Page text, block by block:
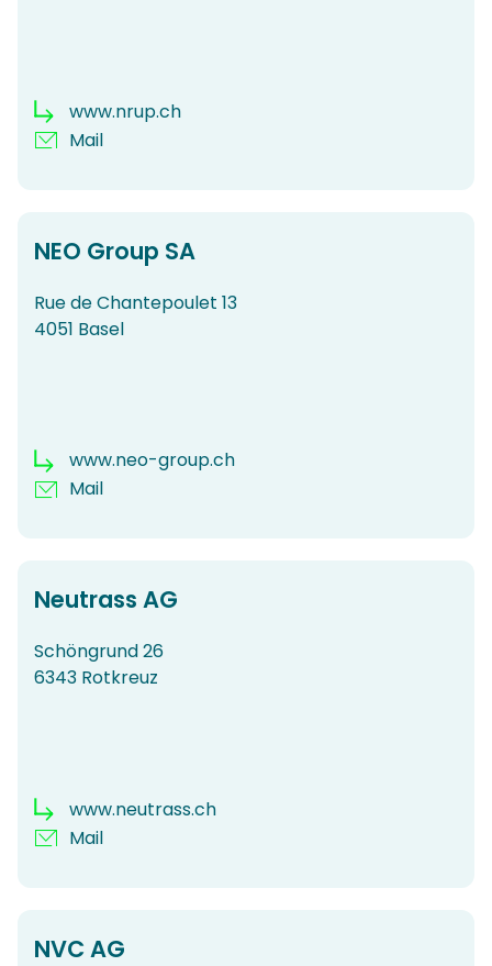
www.nrup.ch
Mail
NEO Group SA
Rue de Chantepoulet 13
4051 Basel
www.neo-group.ch
Mail
Neutrass AG
Schöngrund 26
6343 Rotkreuz
www.neutrass.ch
Mail
NVC AG